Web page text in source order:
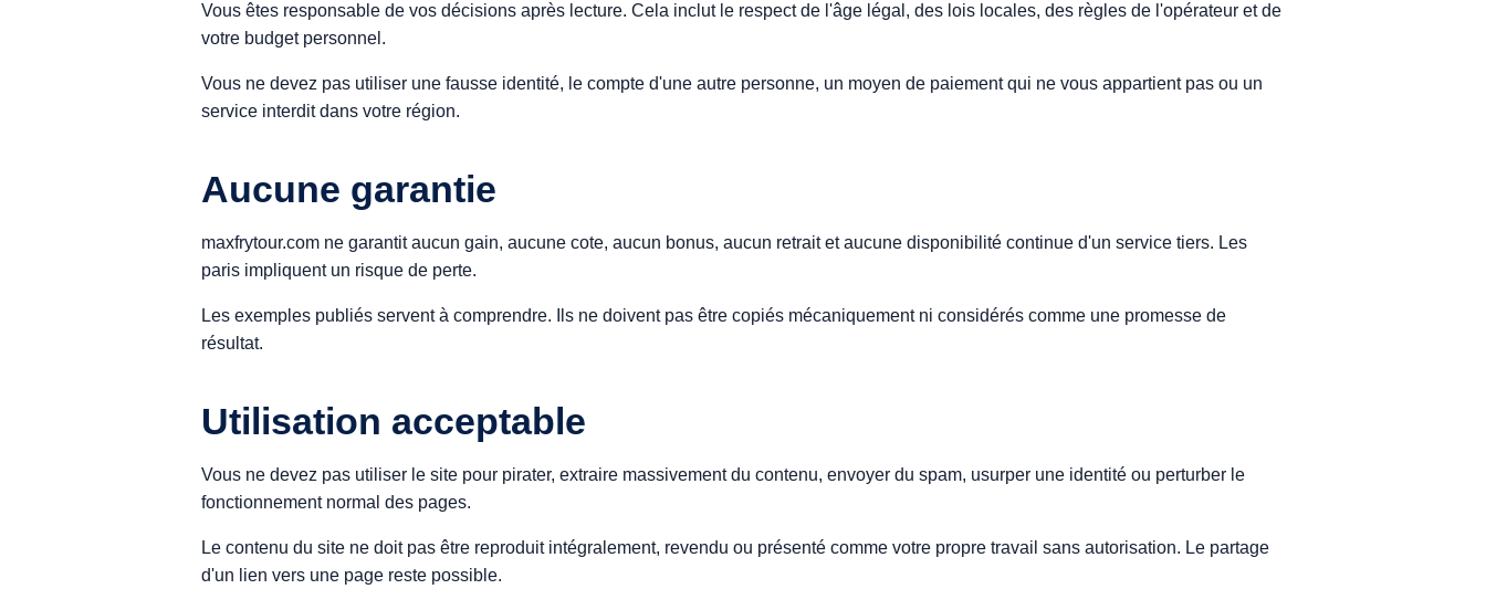
Vous êtes responsable de vos décisions après lecture. Cela inclut le respect de l'âge légal, des lois locales, des règles de l'opérateur et de
votre budget personnel.
Vous ne devez pas utiliser une fausse identité, le compte d'une autre personne, un moyen de paiement qui ne vous appartient pas ou un
service interdit dans votre région.
Aucune garantie
maxfrytour.com ne garantit aucun gain, aucune cote, aucun bonus, aucun retrait et aucune disponibilité continue d'un service tiers. Les
paris impliquent un risque de perte.
Les exemples publiés servent à comprendre. Ils ne doivent pas être copiés mécaniquement ni considérés comme une promesse de
résultat.
Utilisation acceptable
Vous ne devez pas utiliser le site pour pirater, extraire massivement du contenu, envoyer du spam, usurper une identité ou perturber le
fonctionnement normal des pages.
Le contenu du site ne doit pas être reproduit intégralement, revendu ou présenté comme votre propre travail sans autorisation. Le partage
d'un lien vers une page reste possible.